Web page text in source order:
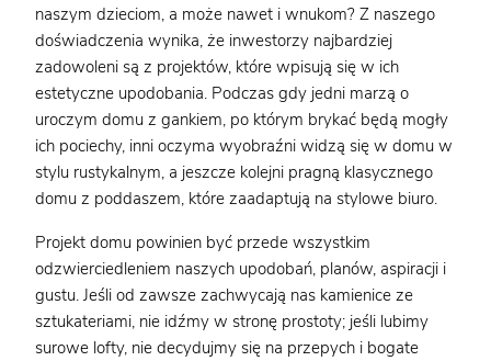
naszym dzieciom, a może nawet i wnukom? Z naszego
doświadczenia wynika, że inwestorzy najbardziej
zadowoleni są z projektów, które wpisują się w ich
estetyczne upodobania. Podczas gdy jedni marzą o
uroczym domu z gankiem, po którym brykać będą mogły
ich pociechy, inni oczyma wyobraźni widzą się w domu w
stylu rustykalnym, a jeszcze kolejni pragną klasycznego
domu z poddaszem, które zaadaptują na stylowe biuro.
Projekt domu powinien być przede wszystkim
odzwierciedleniem naszych upodobań, planów, aspiracji i
gustu. Jeśli od zawsze zachwycają nas kamienice ze
sztukateriami, nie idźmy w stronę prostoty; jeśli lubimy
surowe lofty, nie decydujmy się na przepych i bogate